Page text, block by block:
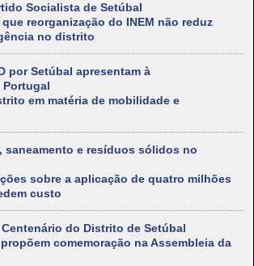
Socialista de Setúbal
reorganização do INEM não reduz
no distrito
por Setúbal apresentam à
Portugal
em matéria de mobilidade e
saneamento e resíduos sólidos no
sobre a aplicação de quatro milhões
custo
do Distrito de Setúbal
comemoração na Assembleia da